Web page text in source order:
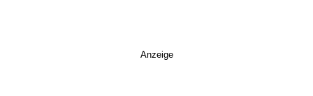
Anzeige